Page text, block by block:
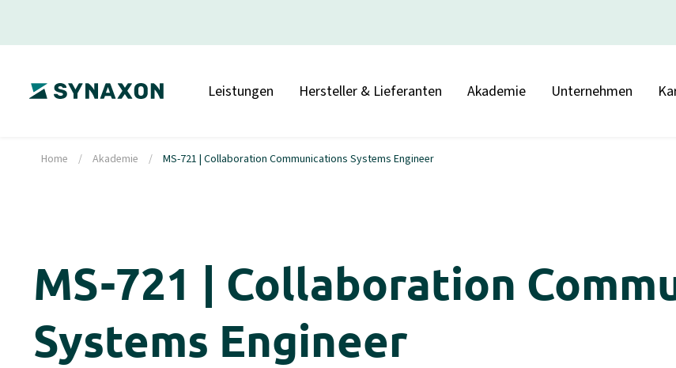
Leistungen Hersteller & Lieferanten Akademie Unternehmen
Home / Akademie / MS-721 | Collaboration Communications Systems Engineer
MS-721 | Collaboration
Systems Engineer